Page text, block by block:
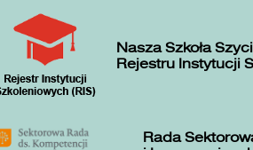
Nasza Szkoła
Rejestru Instytucji
Rada